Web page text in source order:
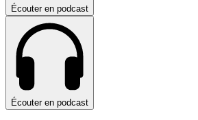
Écouter en podcast
Écouter en podcast